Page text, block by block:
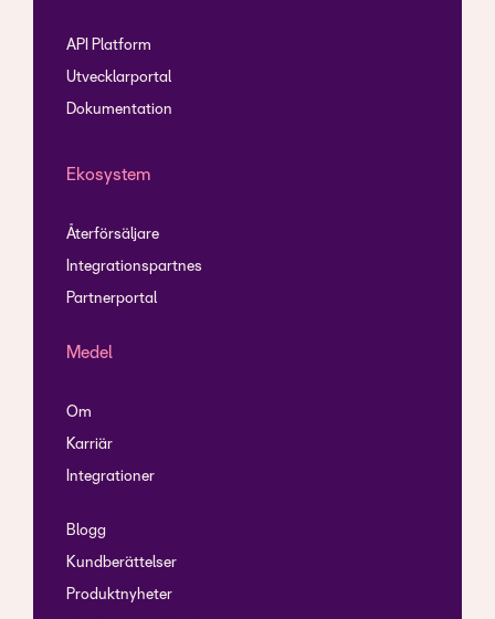
API Platform
Utvecklarportal
Dokumentation
Ekosystem
Återförsäljare
Integrationspartnes
Partnerportal
Medel
Om
Karriär
Integrationer
Blogg
Kundberättelser
Produktnyheter